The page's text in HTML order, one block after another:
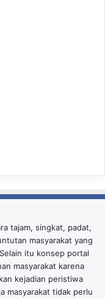
tajam, singkat, padat,
masyarakat yang
itu konsep portal
masyarakat karena
kejadian peristiwa
masyarakat tidak perlu